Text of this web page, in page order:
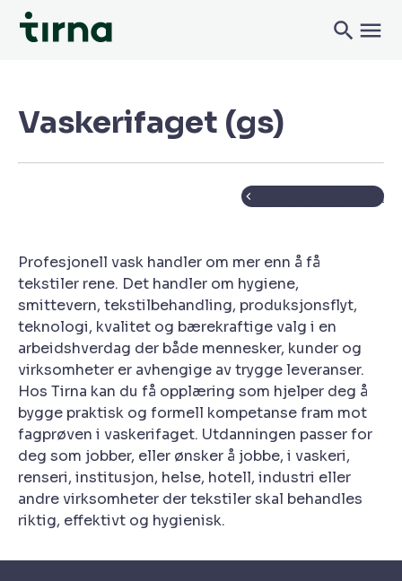
Vaskerifaget (gs)
Tilbake til Aktuelt
Profesjonell vask handler om mer enn å få
tekstiler rene. Det handler om hygiene,
smittevern, tekstilbehandling, produksjonsflyt,
teknologi, kvalitet og bærekraftige valg i en
arbeidshverdag der både mennesker, kunder og
virksomheter er avhengige av trygge leveranser.
Hos Tirna kan du få opplæring som hjelper deg å
bygge praktisk og formell kompetanse fram mot
fagprøven i vaskerifaget. Utdanningen passer for
deg som jobber, eller ønsker å jobbe, i vaskeri,
renseri, institusjon, helse, hotell, industri eller
andre virksomheter der tekstiler skal behandles
riktig, effektivt og hygienisk.